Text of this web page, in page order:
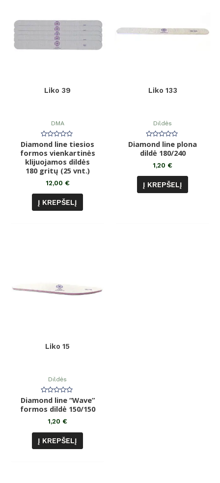
Liko 39
DMA
Įvertinimas:
0
iš
5
Diamond line tiesios
formos vienkartinės
klijuojamos dildės
180 gritų (25 vnt.)
12,00 €
Į KREPŠELĮ
Liko 133
Dildės
Įvertinimas:
0
iš
Diamond line plona
dildė 180/240
1,20 €
Į KREPŠELĮ
Liko 15
Dildės
Įvertinimas:
0
iš
Diamond line “Wave”
formos dildė 150/150
1,20 €
Į KREPŠELĮ